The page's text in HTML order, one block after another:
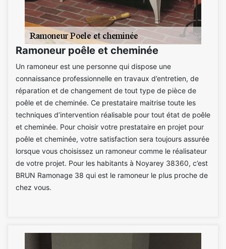
Ramoneur poêle et cheminée
Un ramoneur est une personne qui dispose une
connaissance professionnelle en travaux d’entretien, de
réparation et de changement de tout type de pièce de
poêle et de cheminée. Ce prestataire maitrise toute les
techniques d’intervention réalisable pour tout état de poêle
et cheminée. Pour choisir votre prestataire en projet pour
poêle et cheminée, votre satisfaction sera toujours assurée
lorsque vous choisissez un ramoneur comme le réalisateur
de votre projet. Pour les habitants à Noyarey 38360, c’est
BRUN Ramonage 38 qui est le ramoneur le plus proche de
chez vous.